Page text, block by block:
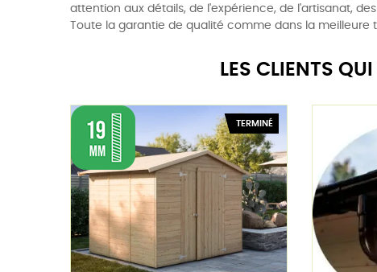
attention aux détails, de l'expérience, de l'artisanat,
Toute la garantie de qualité comme dans la meilleure
LES CLIENTS
TERMINÉ